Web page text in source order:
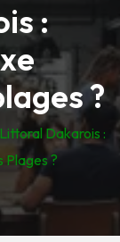
:
?
Littoral Dakarois :
Plages ?